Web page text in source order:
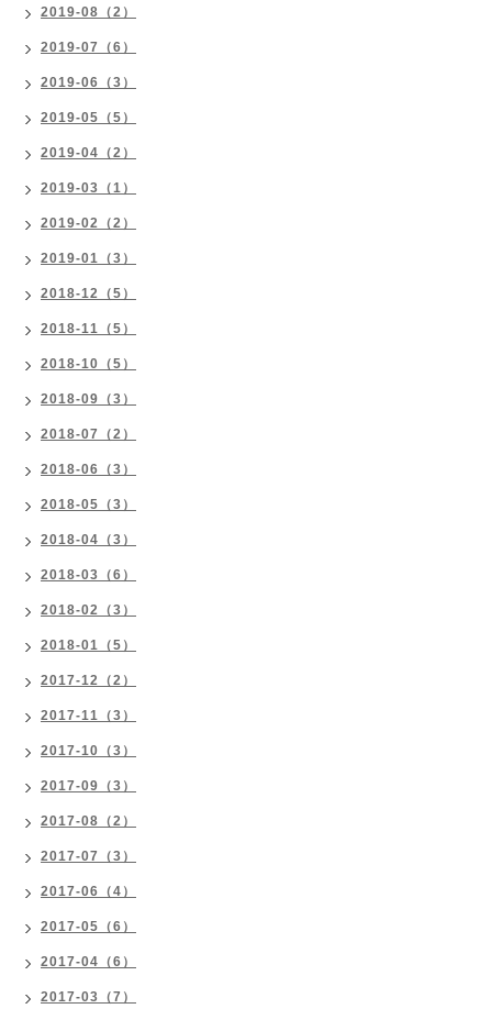
2019-08（2）
2019-07（6）
2019-06（3）
2019-05（5）
2019-04（2）
2019-03（1）
2019-02（2）
2019-01（3）
2018-12（5）
2018-11（5）
2018-10（5）
2018-09（3）
2018-07（2）
2018-06（3）
2018-05（3）
2018-04（3）
2018-03（6）
2018-02（3）
2018-01（5）
2017-12（2）
2017-11（3）
2017-10（3）
2017-09（3）
2017-08（2）
2017-07（3）
2017-06（4）
2017-05（6）
2017-04（6）
2017-03（7）